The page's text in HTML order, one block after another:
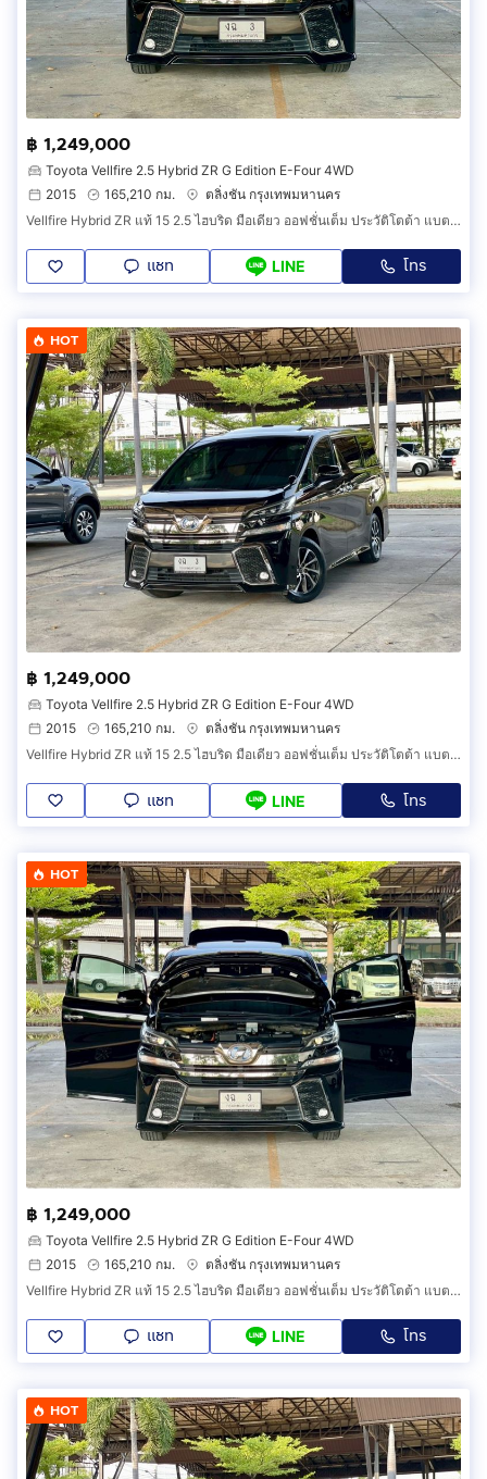
฿ 1,249,000
Toyota Vellfire 2.5 Hybrid ZR G Edition E-Four 4WD
2015
165,210 กม.
ตลิ่งชัน กรุงเทพมหานคร
Vellfire Hybrid ZR แท้ 15 2.5 ไฮบริด มือเดียว ออฟชั่นเต็ม ประวัติโตต้า แบตไฮบริดเพิ่งเปลี่ยน มีวารันตีถึง 25 กพ 69 ฟิล์ม พรม ฯ ทุกอย่างครบ
แชท LINE โทร
HOT
฿ 1,249,000
Toyota Vellfire 2.5 Hybrid ZR G Edition E-Four 4WD
2015
165,210 กม.
ตลิ่งชัน กรุงเทพมหานคร
Vellfire Hybrid ZR แท้ 15 2.5 ไฮบริด มือเดียว ออฟชั่นเต็ม ประวัติโตต้า แบตไฮบริดเพิ่งเปลี่ยน มีวารันตีถึง 25 กพ 69 ฟิล์ม พรม ฯ ทุกอย่างครบ
แชท LINE โทร
HOT
฿ 1,249,000
Toyota Vellfire 2.5 Hybrid ZR G Edition E-Four 4WD
2015
165,210 กม.
ตลิ่งชัน กรุงเทพมหานคร
Vellfire Hybrid ZR แท้ 15 2.5 ไฮบริด มือเดียว ออฟชั่นเต็ม ประวัติโตต้า แบตไฮบริดเพิ่งเปลี่ยน มีวารันตีถึง 25 กพ 69 ฟิล์ม พรม ฯ ทุกอย่างครบ
แชท LINE โทร
HOT